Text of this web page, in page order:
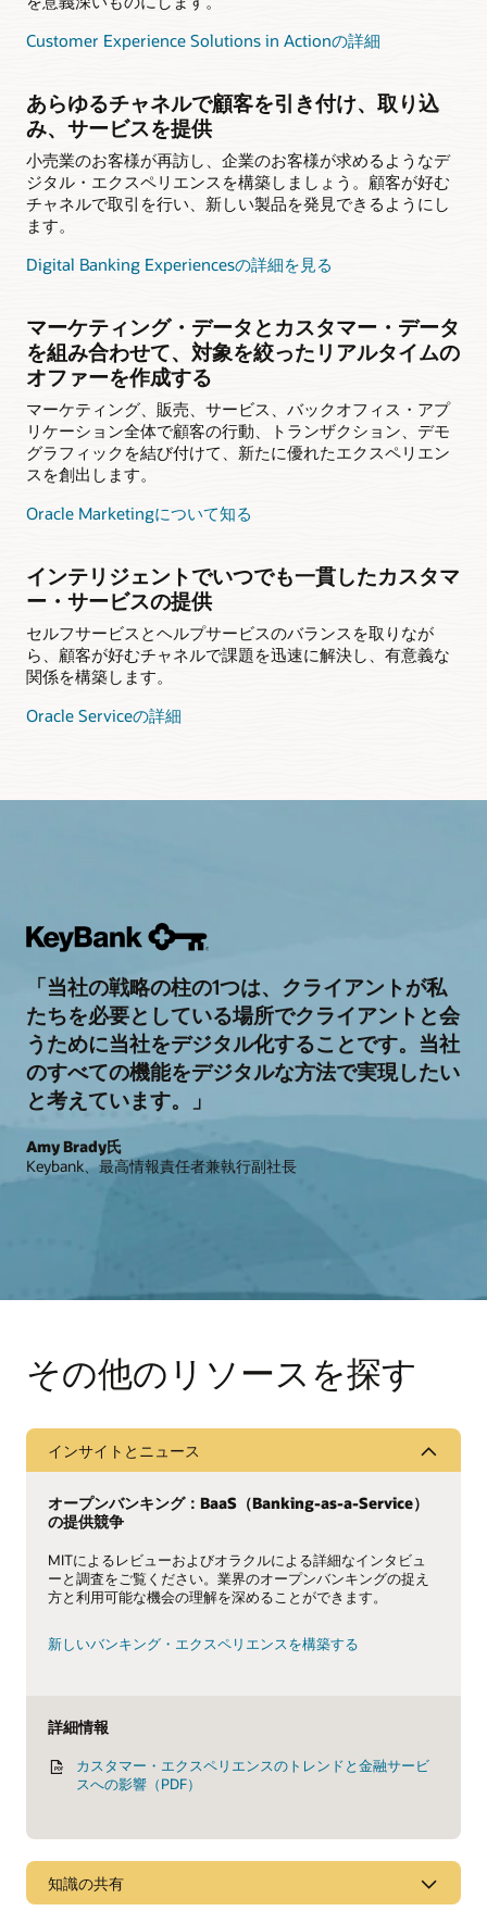
Customer Experience Solutions in Actionの詳細
あらゆるチャネルで顧客を引き付け、取り込
み、サービスを提供
小売業のお客様が再訪し、企業のお客様が求めるようなデ
ジタル・エクスペリエンスを構築しましょう。顧客が好む
チャネルで取引を行い、新しい製品を発見できるようにし
ます。
Digital Banking Experiencesの詳細を見る
マーケティング・データとカスタマー・データ
を組み合わせて、対象を絞ったリアルタイムの
オファーを作成する
マーケティング、販売、サービス、バックオフィス・アプ
リケーション全体で顧客の行動、トランザクション、デモ
グラフィックを結び付けて、新たに優れたエクスペリエン
スを創出します。
Oracle Marketingについて知る
インテリジェントでいつでも一貫したカスタマ
ー・サービスの提供
セルフサービスとヘルプサービスのバランスを取りなが
ら、顧客が好むチャネルで課題を迅速に解決し、有意義な
関係を構築します。
Oracle Serviceの詳細
「当社の戦略の柱の1つは、クライアントが私
たちを必要としている場所でクライアントと会
うために当社をデジタル化することです。当社
のすべての機能をデジタルな方法で実現したい
と考えています。」
Amy Brady氏
Keybank、最高情報責任者兼執行副社長
その他のリソースを探す
インサイトとニュース
オープンバンキング：BaaS（Banking-as-a-Service）
の提供競争
MITによるレビューおよびオラクルによる詳細なインタビュ
ーと調査をご覧ください。業界のオープンバンキングの捉え
方と利用可能な機会の理解を深めることができます。
新しいバンキング・エクスペリエンスを構築する
詳細情報
カスタマー・エクスペリエンスのトレンドと金融サービ
スへの影響（PDF）
知識の共有